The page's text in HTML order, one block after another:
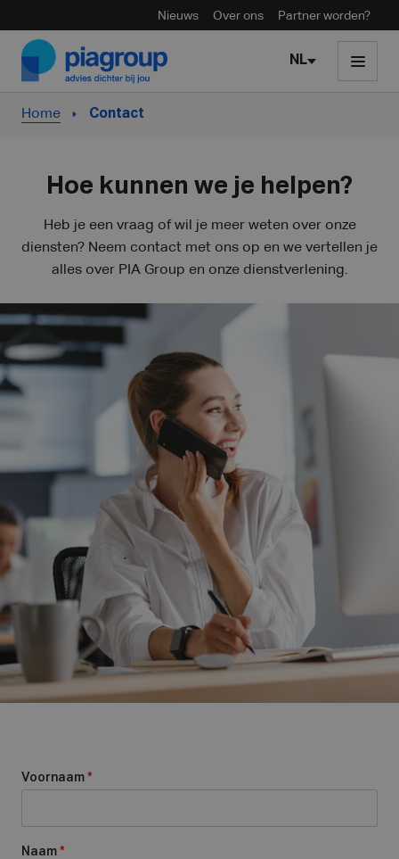
Nieuws Over ons Partner worden?
Skip to content
NL
Home Contact
Hoe kunnen we je helpen?
Heb je een vraag of wil je meer weten over onze
diensten? Neem contact met ons op en we vertellen je
alles over PIA Group en onze dienstverlening.
Voornaam *
Naam *